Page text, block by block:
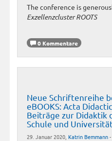
The conference is
Exzellenzcluster ROOTS
0 Kommentare
Neue Schriftenreihe
eBOOKS: Acta
Beiträge zur Didaktik
Schule und
29. Januar 2020, Katrin Bemmann-